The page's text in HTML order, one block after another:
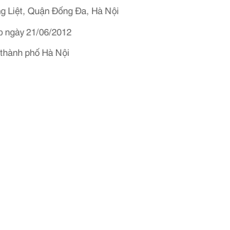
Liệt, Quận Đống Đa, Hà Nội
ngày 21/06/2012
phố Hà Nội